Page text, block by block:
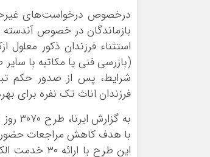
درخصوص درخواست‌های
بازماندگان در خصوص آندسته
استثناء فرزندان ذکور
(بازرسی فنی یا مکاتبه با
شرایط، پس از صدور حکم
فرزندان اناث تک نفره برای
با هدف کاهش مراجعات